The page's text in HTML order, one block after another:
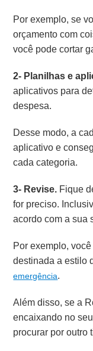
Por exemplo, se
orçamento com
você pode cortar
2- Planilhas e
aplicativos para
despesa.
Desse modo, a
aplicativo e
cada categoria.
3- Revise. Fique
for preciso.
acordo com a sua
Por exemplo,
destinada a estilo
emergência.
Além disso, se a
encaixando no
procurar por outro